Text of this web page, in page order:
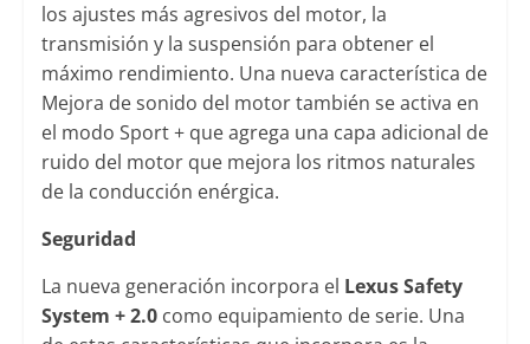
los ajustes más agresivos del motor, la
transmisión y la suspensión para obtener el
máximo rendimiento. Una nueva característica de
Mejora de sonido del motor también se activa en
el modo Sport + que agrega una capa adicional de
ruido del motor que mejora los ritmos naturales
de la conducción enérgica.
Seguridad
La nueva generación incorpora el Lexus Safety
System + 2.0como equipamiento de serie. Una